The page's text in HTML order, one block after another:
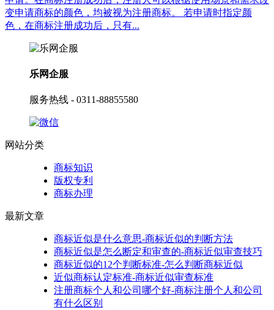
变申请商标的颜色，均被视为注册商标。 若申请时指定颜
色，在商标注册成功后，只有...
乐网企服
服务热线 - 0311-88855580
网站分类
商标知识
版权专利
商标办理
最新文章
商标近似是什么意思-商标近似的判断方法
商标近似是怎么断定和审查的-商标近似审查技巧
商标近似的12个判断标准-怎么判断商标近似
近似商标认定标准-商标近似审查标准
注册商标个人和公司哪个好-商标注册个人和公司
有什么区别